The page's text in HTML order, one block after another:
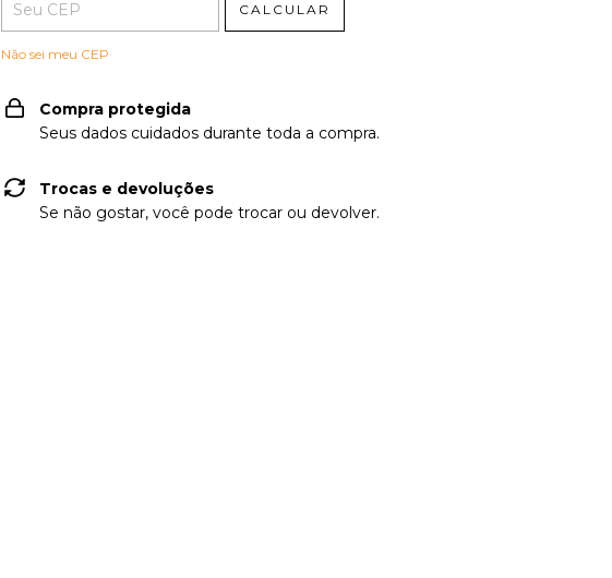
CALCULAR
Não sei meu CEP
Compra protegida
Seus dados cuidados durante toda a compra.
Trocas e devoluções
Se não gostar, você pode trocar ou devolver.